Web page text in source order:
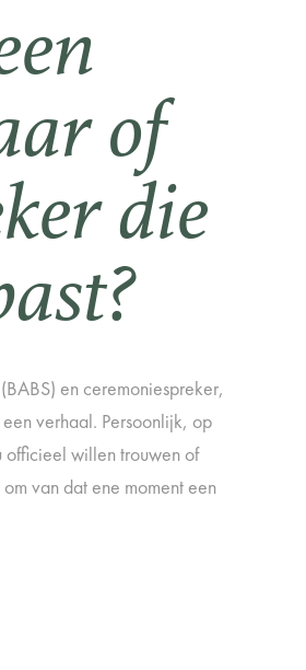
of
die
en ceremoniespreker,
verhaal. Persoonlijk, op
officieel willen trouwen of
van dat ene moment een